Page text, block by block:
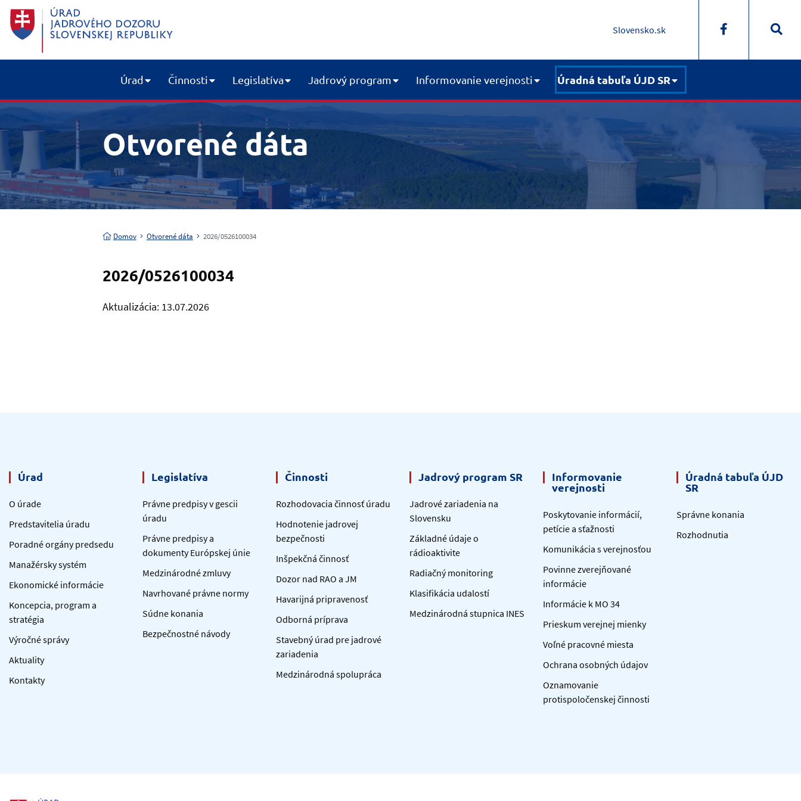
Slovensko.sk
Úrad Činnosti Legislatíva Jadrový program Informovanie verejnosti Úradná tabuľa ÚJD SR
Otvorené dáta
Domov Otvorené dáta 2026/0526100034
2026/0526100034
Aktualizácia: 13.07.2026
Úrad
O úrade
Predstavitelia úradu
Poradné orgány predsedu
Manažérsky systém
Ekonomické informácie
Koncepcia, program a
stratégia
Výročné správy
Aktuality
Kontakty
Legislatíva
Právne predpisy v gescii
úradu
Právne predpisy a
dokumenty Európskej únie
Medzinárodné zmluvy
Navrhované právne normy
Súdne konania
Bezpečnostné návody
Činnosti
Rozhodovacia činnosť úradu
Hodnotenie jadrovej
bezpečnosti
Inšpekčná činnosť
Dozor nad RAO a JM
Havarijná pripravenosť
Odborná príprava
Stavebný úrad pre jadrové
zariadenia
Medzinárodná spolupráca
Jadrový program SR
Jadrové zariadenia na
Slovensku
Základné údaje o
rádioaktivite
Radiačný monitoring
Klasifikácia udalostí
Medzinárodná stupnica INES
Informovanie
verejnosti
Poskytovanie informácií,
petície a sťažnosti
Komunikácia s verejnosťou
Povinne zverejňované
informácie
Informácie k MO 34
Prieskum verejnej mienky
Voľné pracovné miesta
Ochrana osobných údajov
Oznamovanie
protispoločenskej činnosti
Úradná tabuľa ÚJD
SR
Správne konania
Rozhodnutia